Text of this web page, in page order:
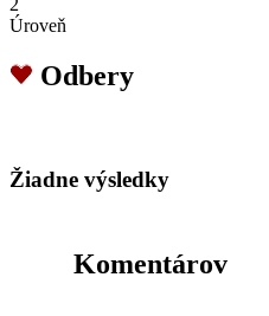
2
Úroveň
Odbery
Žiadne výsledky
Komentárov